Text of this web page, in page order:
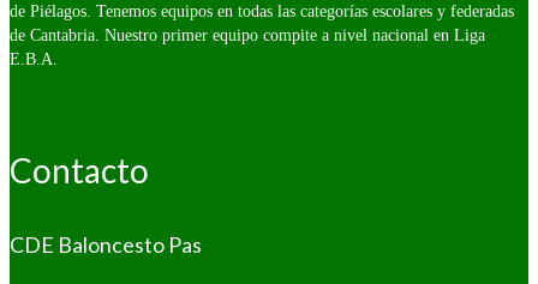
de Piélagos. Tenemos equipos en todas las categorías escolares y federadas
de Cantabria. Nuestro primer equipo compite a nivel nacional en Liga
E.B.A.
Contacto
CDE Baloncesto Pas